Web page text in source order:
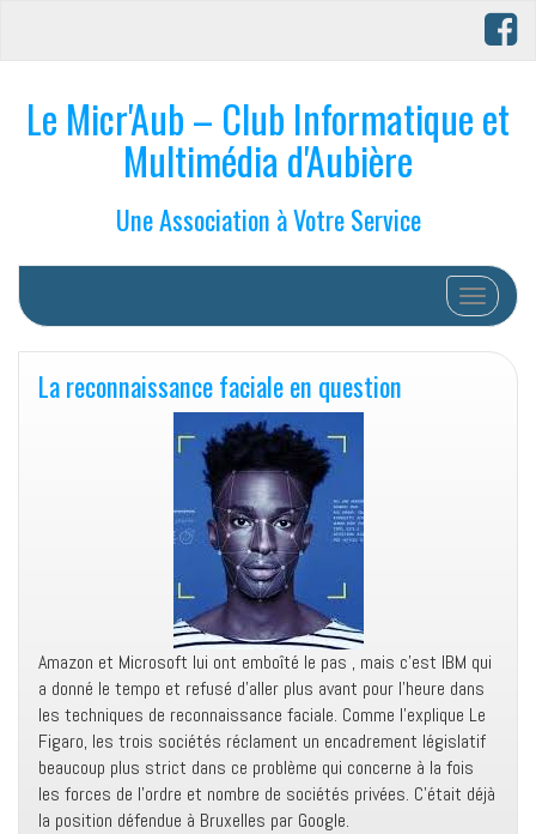
Le Micr'Aub – Club Informatique et
Multimédia d'Aubière
Une Association à Votre Service
Afficher/
La reconnaissance faciale en question
Amazon et Microsoft lui ont emboîté le pas , mais c’est IBM qui
a donné le tempo et refusé d’aller plus avant pour l’heure dans
les techniques de reconnaissance faciale. Comme l’explique Le
Figaro, les trois sociétés réclament un encadrement législatif
beaucoup plus strict dans ce problème qui concerne à la fois
les forces de l’ordre et nombre de sociétés privées. C’était déjà
la position défendue à Bruxelles par Google.